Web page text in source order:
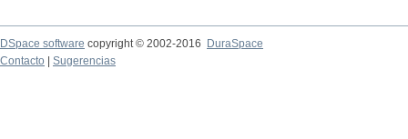
DSpace software copyright © 2002-2016
DuraSpace
Contacto
Sugerencias